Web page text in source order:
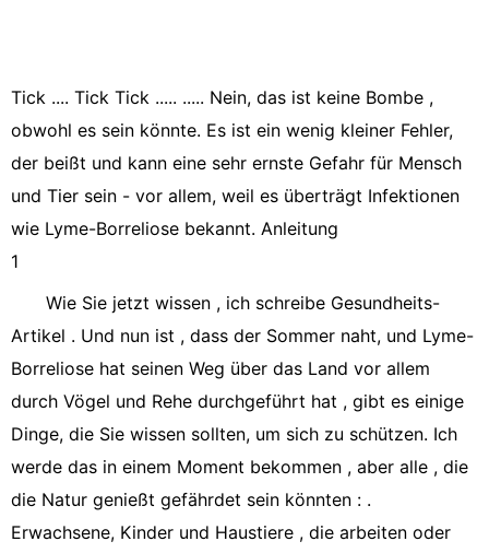
Tick .... Tick Tick ..... ..... Nein, das ist keine Bombe ,
obwohl es sein könnte. Es ist ein wenig kleiner Fehler,
der beißt und kann eine sehr ernste Gefahr für Mensch
und Tier sein - vor allem, weil es überträgt Infektionen
wie Lyme-Borreliose bekannt. Anleitung
1
Wie Sie jetzt wissen , ich schreibe Gesundheits-
Artikel . Und nun ist , dass der Sommer naht, und Lyme-
Borreliose hat seinen Weg über das Land vor allem
durch Vögel und Rehe durchgeführt hat , gibt es einige
Dinge, die Sie wissen sollten, um sich zu schützen. Ich
werde das in einem Moment bekommen , aber alle , die
die Natur genießt gefährdet sein könnten : .
Erwachsene, Kinder und Haustiere , die arbeiten oder